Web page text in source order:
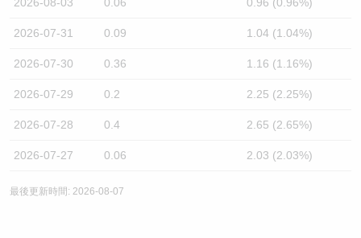
2026-07-31 0.09 1.04 (1.04%)
2026-07-30 0.36 1.16 (1.16%)
2026-07-29 0.2 2.25 (2.25%)
2026-07-28 0.4 2.65 (2.65%)
2026-07-27 0.06 2.03 (2.03%)
最後更新時間: 2026-08-07